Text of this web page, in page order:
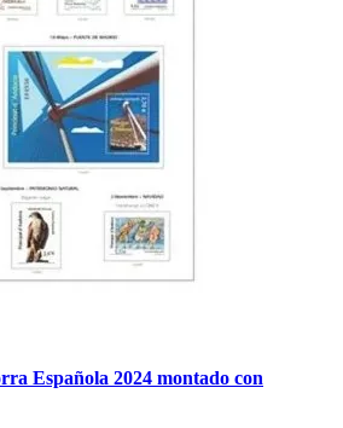
Española 2024 montado con